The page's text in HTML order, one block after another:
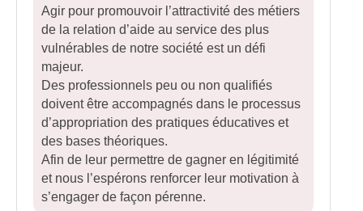
Agir pour promouvoir l’attractivité des métiers
de la relation d’aide au service des plus
vulnérables de notre société est un défi
majeur.
Des professionnels peu ou non qualifiés
doivent être accompagnés dans le processus
d’appropriation des pratiques éducatives et
des bases théoriques.
Afin de leur permettre de gagner en légitimité
et nous l’espérons renforcer leur motivation à
s’engager de façon pérenne.